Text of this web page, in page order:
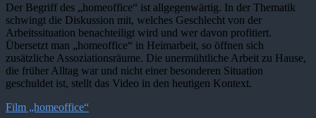
Der Begriff des „homeoffice“ ist allgegenwärtig. In der Thematik
schwingt die Diskussion mit, welches Geschlecht von der
Arbeitssituation benachteiligt wird und wer davon profitiert.
Übersetzt man „homeoffice“ in Heimarbeit, so öffnen sich
zusätzliche Assoziationsräume. Die unermühtliche Arbeit zu Hause,
die früher Alltag war und nicht einer besonderen Situation
geschuldet ist, stellt das Video in den heutigen Kontext.
Film „homeoffice“